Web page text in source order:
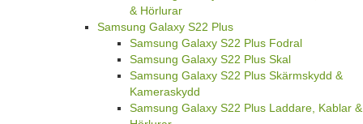
& Hörlurar
Samsung Galaxy S22 Plus
Samsung Galaxy S22 Plus Fodral
Samsung Galaxy S22 Plus Skal
Samsung Galaxy S22 Plus Skärmskydd &
Kameraskydd
Samsung Galaxy S22 Plus Laddare, Kablar &